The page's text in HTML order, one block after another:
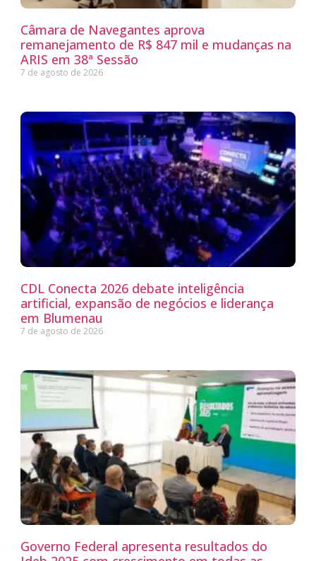
Câmara de Navegantes aprova
remanejamento de R$ 847 mil e mudanças na
ARIS em 38ª Sessão
7 de agosto de 2026
CDL Conecta 2026 debate inteligência
artificial, expansão de negócios e liderança
em Blumenau
7 de agosto de 2026
Governo Federal apresenta resultados do